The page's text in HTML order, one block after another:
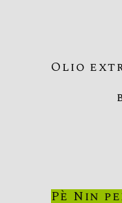
Olio
Pè Nin